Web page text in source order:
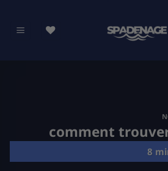
contenu
comment